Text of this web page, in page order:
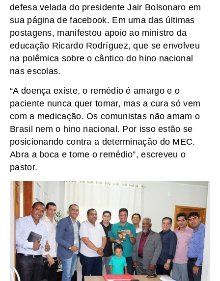
defesa velada do presidente Jair Bolsonaro em
sua página de facebook. Em uma das últimas
postagens, manifestou apoio ao ministro da
educação Ricardo Rodríguez, que se envolveu
na polêmica sobre o cântico do hino nacional
nas escolas.
“A doença existe, o remédio é amargo e o
paciente nunca quer tomar, mas a cura só vem
com a medicação. Os comunistas não amam o
Brasil nem o hino nacional. Por isso estão se
posicionando contra a determinação do MEC.
Abra a boca e tome o remédio”, escreveu o
pastor.